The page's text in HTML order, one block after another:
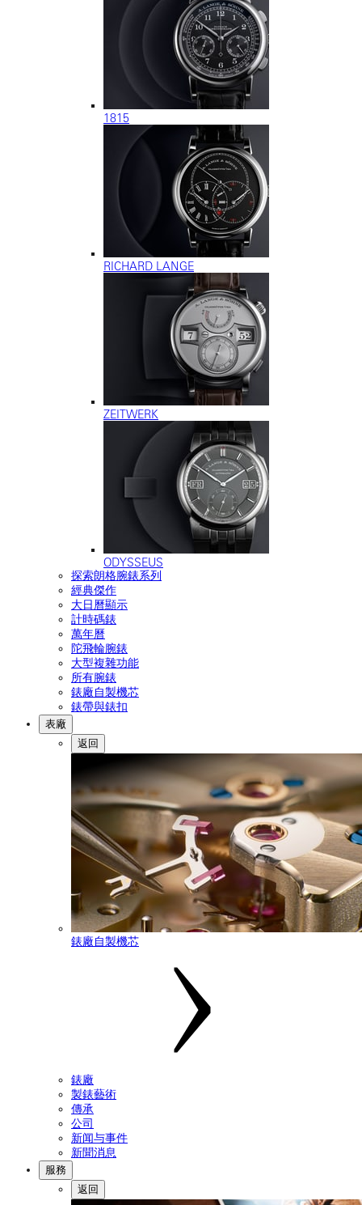
1815
RICHARD LANGE
ZEITWERK
ODYSSEUS
探索朗格腕錶系列
經典傑作
大日曆顯示
計時碼錶
萬年曆
陀飛輪腕錶
大型複雜功能
所有腕錶
錶廠自製機芯
錶帶與錶扣
表廠
返回
錶廠自製機芯
錶廠
製錶藝術
傳承
公司
新闻与事件
新聞消息
服務
返回